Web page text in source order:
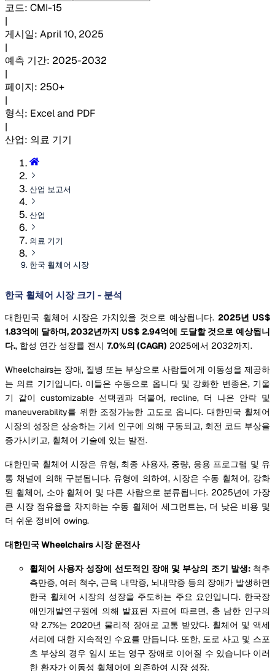
코드: CMI-15
|
게시일: April 10, 2025
|
예측 기간: 2025-2032
|
페이지: 250+
|
형식: Excel and PDF
|
산업: 의료 기기
산업 보고서
산업
의료 기기
한국 휠체어 시장
한국 휠체어 시장 크기 - 분석
대한민국 휠체어 시장은 가치있을 것으로 예상됩니다. 2025년 US$
1.83억에 달하며, 2032년까지 US$ 2.94억에 도달할 것으로 예상됩니
다., 합성 연간 성장률 전시 7.0%의 (CAGR) 2025에서 2032까지.
Wheelchairs는 장애, 질병 또는 부상으로 사람들에게 이동성을 제공하
는 의료 기기입니다. 이들은 수동으로 옵니다 및 강화한 변종은, 기울
기 같이 customizable 선택권과 더불어, recline, 더 나은 안락 및
maneuverability를 위한 조정가능한 고도로 옵니다. 대한민국 휠체어
시장의 성장은 상승하는 기세 인구에 의해 구동되고, 회전 코드 부상을
증가시키고, 휠체어 기술에 있는 발전.
대한민국 휠체어 시장은 유형, 최종 사용자, 중량, 응용 프로그램 및 유
통 채널에 의해 구분됩니다. 유형에 의하여, 시장은 수동 휠체어, 강화
된 휠체어, 소아 휠체어 및 다른 사람으로 분류됩니다. 2025년에 가장
큰 시장 점유율을 차지하는 수동 휠체어 세그먼트는, 더 낮은 비용 및
더 쉬운 정비에 owing.
대한민국 Wheelchairs 시장 운전사
휠체어 사용자 성장에 선도적인 장애 및 부상의 조기 발생: 척추
측만증, 여러 척수, 근육 내막증, 뇌내막증 등의 장애가 발생하면
한국 휠체어 시장의 성장을 주도하는 주요 요인입니다. 한국장
애인개발연구원에 의해 발표된 자료에 따르면, 총 남한 인구의
약 2.7%는 2020년 물리적 장애로 고통 받았다. 휠체어 및 액세
서리에 대한 지속적인 수요를 만듭니다. 또한, 도로 사고 및 스포
츠 부상의 경우 임시 또는 영구 장애로 이어질 수 있습니다 이러
한 환자가 이동성 휠체어에 의존하여 시장 성장.